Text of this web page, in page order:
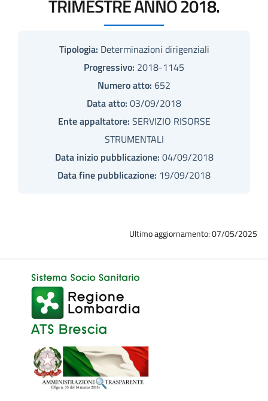
TRIMESTRE ANNO 2018.
Tipologia: Determinazioni dirigenziali
Progressivo: 2018-1145
Numero atto: 652
Data atto: 03/09/2018
Ente appaltatore: SERVIZIO RISORSE
STRUMENTALI
Data inizio pubblicazione: 04/09/2018
Data fine pubblicazione: 19/09/2018
Ultimo aggiornamento: 07/05/2025